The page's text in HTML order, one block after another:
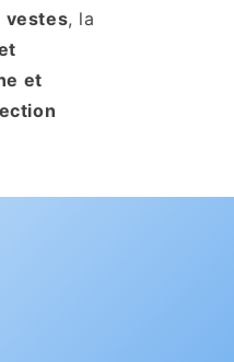
vestes, la
et